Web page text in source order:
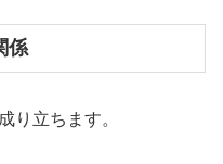
係
り立ちます。